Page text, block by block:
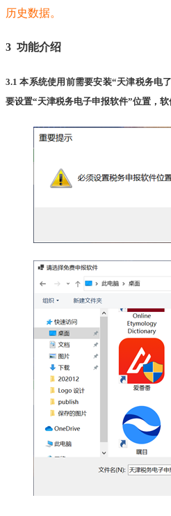
历史数据。
3 功能介绍
3.1 本系统使用前需要安装“天津税务电
要设置“天津税务电子申报软件”位置，软